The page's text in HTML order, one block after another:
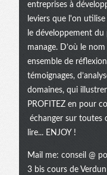
entreprises à
leviers que l'on
le développement
manage. D’où le
ensemble de
témoignages,
domaines, qui
PROFITEZ en pour
échanger sur toutes
lire... ENJOY !
Mail me: conseil @
3 bis cours de